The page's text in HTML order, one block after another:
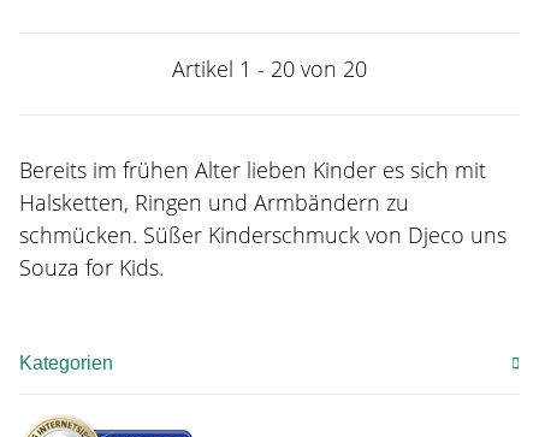
Artikel 1 - 20 von 20
Bereits im frühen Alter lieben Kinder es sich mit
Halsketten, Ringen und Armbändern zu
schmücken. Süßer Kinderschmuck von Djeco uns
Souza for Kids.
Kategorien